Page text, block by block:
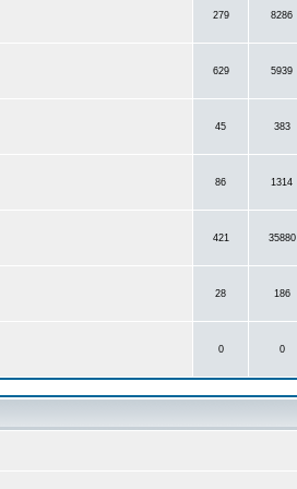
279 8286
629 5939
45 383
86 1314
421 35880
28 186
0 0